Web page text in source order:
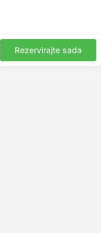
Rezervirajte sada